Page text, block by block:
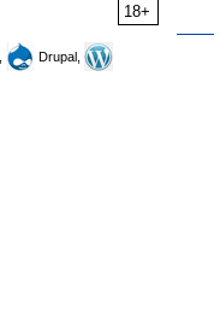
18+
Drupal,